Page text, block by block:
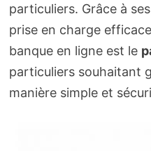
particuliers. Grâce à
prise en charge
banque en ligne est le
particuliers souhaitant
manière simple et